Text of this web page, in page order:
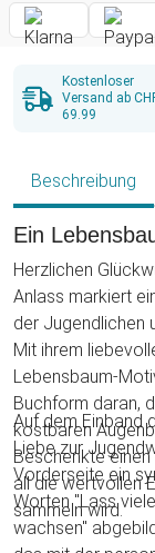
Kostenloser
Versand ab
69.99
Beschreibung
Ein
Herzlichen
Anlass markiert
der Jugendlichen
Mit ihrem
Lebensbaum-
Buchform daran,
kostbaren
Beschenkte
all die wertvollen
sammeln wird.
Auf dem Einband
Liebe zur
Vorderseite ein
Worten "Lass
wachsen"